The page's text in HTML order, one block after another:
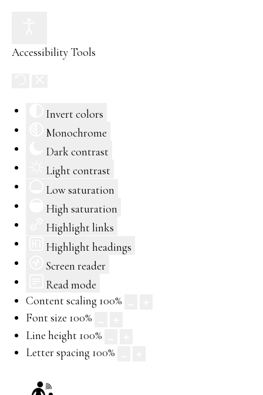
Accessibility Tools
Invert colors
Monochrome
Dark contrast
Light contrast
Low saturation
High saturation
Highlight links
Highlight headings
Screen reader
Read mode
Content scaling 100%
Font size 100%
Line height 100%
Letter spacing 100%